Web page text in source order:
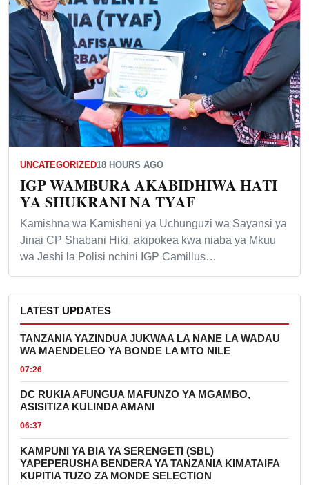
UNCATEGORIZED18 HOURS AGO
IGP WAMBURA AKABIDHIWA HATI
YA SHUKRANI NA TYAF
Kamishna wa Kamisheni ya Uchunguzi wa Sayansi ya
Jinai CP Shabani Hiki, akipokea kwa niaba ya Mkuu
wa Jeshi la Polisi nchini IGP Camillus…
LATEST UPDATES
TANZANIA YAZINDUA JUKWAA LA NANE LA WADAU
WA MAENDELEO YA BONDE LA MTO NILE
07:26
DC RUKIA AFUNGUA MAFUNZO YA MGAMBO,
ASISITIZA KULINDA AMANI
06:37
KAMPUNI YA BIA YA SERENGETI (SBL)
YAPEPERUSHA BENDERA YA TANZANIA KIMATAIFA
KUPITIA TUZO ZA MONDE SELECTION